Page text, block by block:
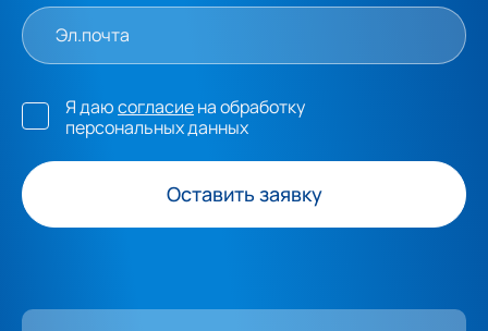
Оставить заявку
Я даюсогласиена обработку
персональных данных